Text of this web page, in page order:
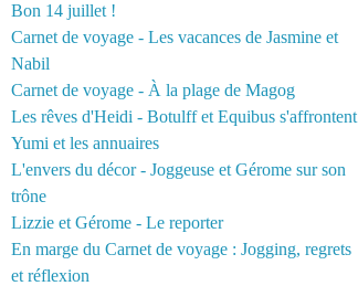
Bon 14 juillet !
Carnet de voyage - Les vacances de Jasmine et
Nabil
Carnet de voyage - À la plage de Magog
Les rêves d'Heidi - Botulff et Equibus s'affrontent
Yumi et les annuaires
L'envers du décor - Joggeuse et Gérome sur son
trône
Lizzie et Gérome - Le reporter
En marge du Carnet de voyage : Jogging, regrets
et réflexion